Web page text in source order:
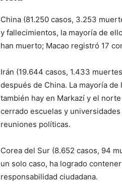
China (81.250 casos, 3.253
y fallecimientos, la mayoría de
han muerto; Macao registró 17
Irán (19.644 casos, 1.433
después de China. La mayoría
también hay en Markazí y el
cerrado escuelas y
reuniones políticas.
Corea del Sur (8.652 casos, 94
un solo caso, ha logrado
responsabilidad ciudadana.